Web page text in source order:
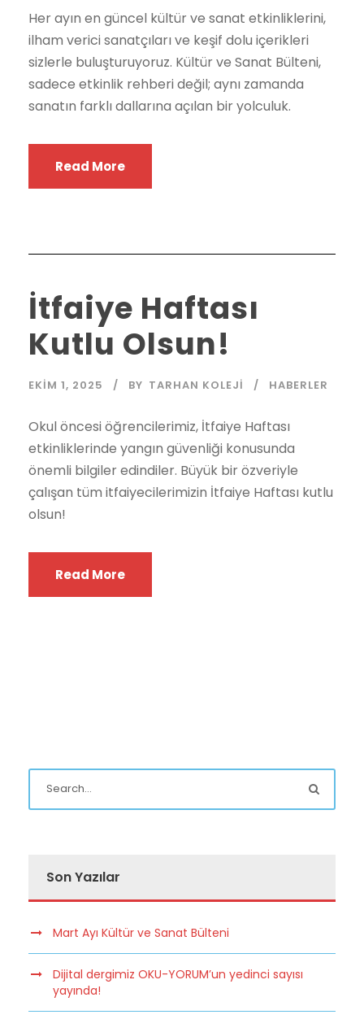
Her ayın en güncel kültür ve sanat etkinliklerini,
ilham verici sanatçıları ve keşif dolu içerikleri
sizlerle buluşturuyoruz. Kültür ve Sanat Bülteni,
sadece etkinlik rehberi değil; aynı zamanda
sanatın farklı dallarına açılan bir yolculuk.
Read More
İtfaiye Haftası
Kutlu Olsun!
EKIM 1, 2025 BY TARHAN KOLEJI HABERLER
Okul öncesi öğrencilerimiz, İtfaiye Haftası
etkinliklerinde yangın güvenliği konusunda
önemli bilgiler edindiler. Büyük bir özveriyle
çalışan tüm itfaiyecilerimizin İtfaiye Haftası kutlu
olsun!
Read More
Son Yazılar
Mart Ayı Kültür ve Sanat Bülteni
Dijital dergimiz OKU-YORUM’un yedinci sayısı
yayında!